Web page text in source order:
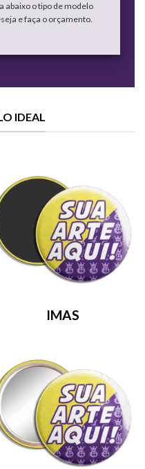
abaixo o tipo de modelo
e faça o orçamento.
IDEAL
IMAS